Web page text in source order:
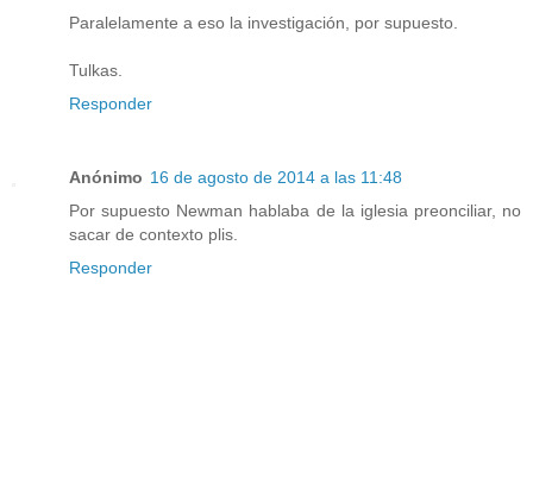
Paralelamente a eso la investigación, por supuesto.
Tulkas.
Responder
Anónimo 16 de agosto de 2014 a las 11:48
Por supuesto Newman hablaba de la iglesia preonciliar, no
sacar de contexto plis.
Responder